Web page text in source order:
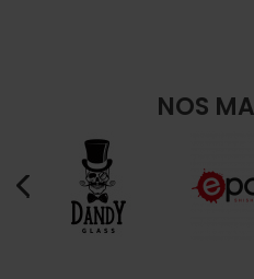
NOS